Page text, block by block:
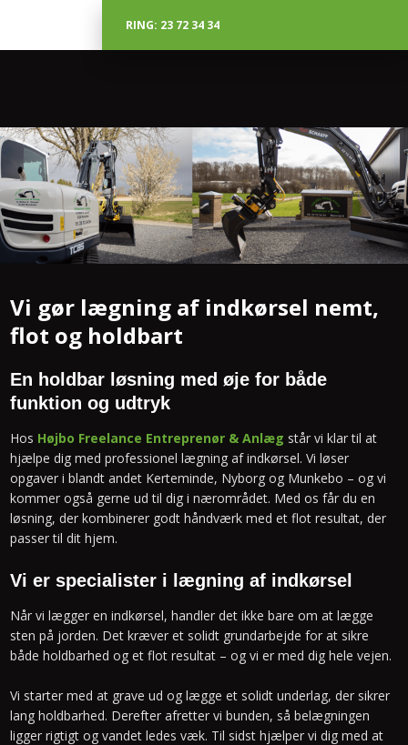
RING: 23 72 34 34
Vi gør lægning af indkørsel nemt,
flot og holdbart
En holdbar løsning med øje for både
funktion og udtryk
Hos Højbo Freelance Entreprenør & Anlæg står vi klar til at
hjælpe dig med professionel lægning af indkørsel. Vi løser
opgaver i blandt andet Kerteminde, Nyborg og Munkebo – og vi
kommer også gerne ud til dig i nærområdet. Med os får du en
løsning, der kombinerer godt håndværk med et flot resultat, der
passer til dit hjem.
Vi er specialister i lægning af indkørsel
Når vi lægger en indkørsel, handler det ikke bare om at lægge
sten på jorden. Det kræver et solidt grundarbejde for at sikre
både holdbarhed og et flot resultat – og vi er med dig hele vejen.
Vi starter med at grave ud og lægge et solidt underlag, der sikrer
lang holdbarhed. Derefter afretter vi bunden, så belægningen
ligger rigtigt og vandet ledes væk. Til sidst hjælper vi dig med at